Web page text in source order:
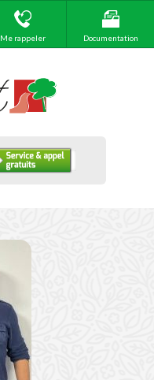
Me rappeler Documentation